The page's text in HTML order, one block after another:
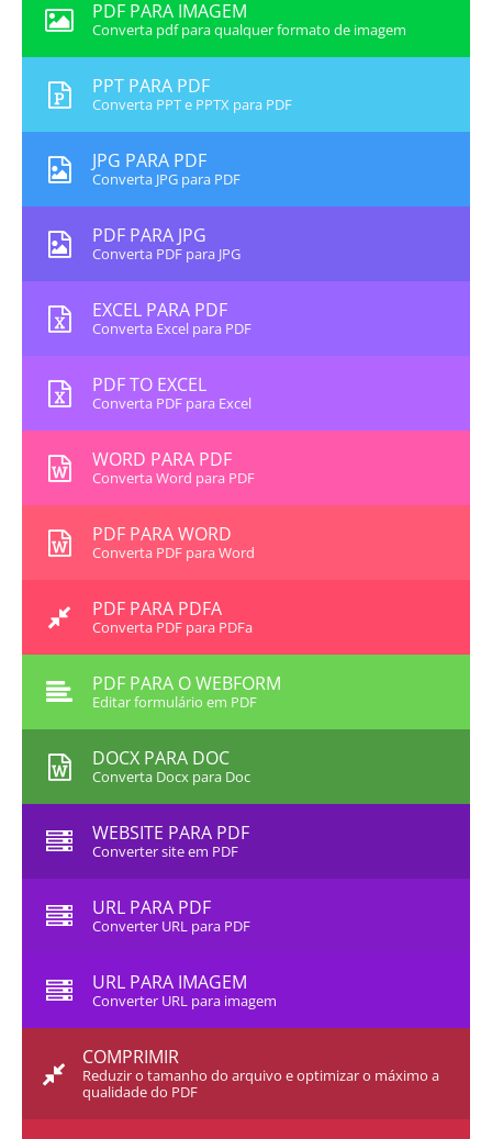
PDF PARA IMAGEM
Converta pdf para qualquer formato de imagem
PPT PARA PDF
Converta PPT e PPTX para PDF
JPG PARA PDF
Converta JPG para PDF
PDF PARA JPG
Converta PDF para JPG
EXCEL PARA PDF
Converta Excel para PDF
PDF TO EXCEL
Converta PDF para Excel
WORD PARA PDF
Converta Word para PDF
PDF PARA WORD
Converta PDF para Word
PDF PARA PDFA
Converta PDF para PDFa
PDF PARA O WEBFORM
Editar formulário em PDF
DOCX PARA DOC
Converta Docx para Doc
WEBSITE PARA PDF
Converter site em PDF
URL PARA PDF
Converter URL para PDF
URL PARA IMAGEM
Converter URL para imagem
COMPRIMIR
Reduzir o tamanho do arquivo e optimizar o máximo a
qualidade do PDF